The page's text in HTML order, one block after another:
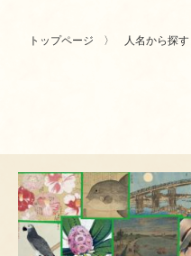
トップページ 人名から探す